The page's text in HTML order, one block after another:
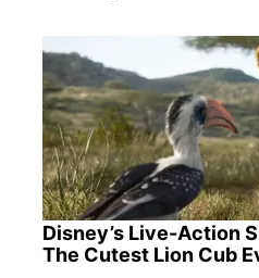
Disney’s Live-Action
The Cutest Lion Cub